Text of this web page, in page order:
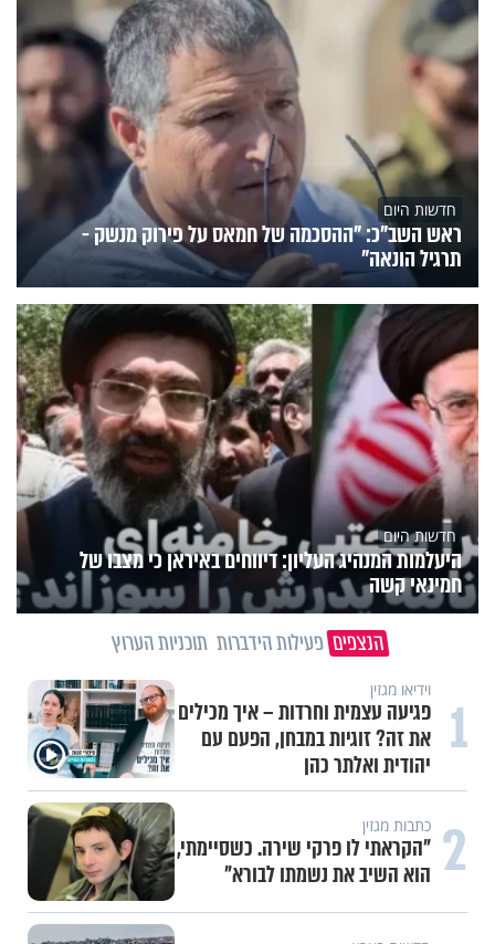
חדשות היום
ראש השב"כ: "ההסכמה של חמאס על פירוק מנשק -
תרגיל הונאה"
חדשות היום
היעלמות המנהיג העליון: דיווחים באיראן כי מצבו של
חמינאי קשה
הנצפים פעילות הידברות תוכניות הערוץ
1 וידיאו מגזין
פגיעה עצמית וחרדות – איך מכילים
את זה? זוגיות במבחן, הפעם עם
יהודית ואלתר כהן
2 כתבות מגזין
"הקראתי לו פרקי שירה. כשסיימתי,
הוא השיב את נשמתו לבורא"